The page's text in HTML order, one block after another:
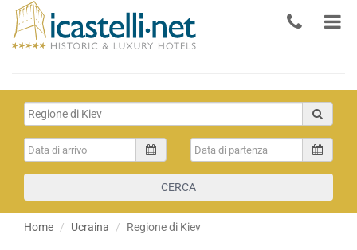
CERCA
Home Ucraina Regione di Kiev